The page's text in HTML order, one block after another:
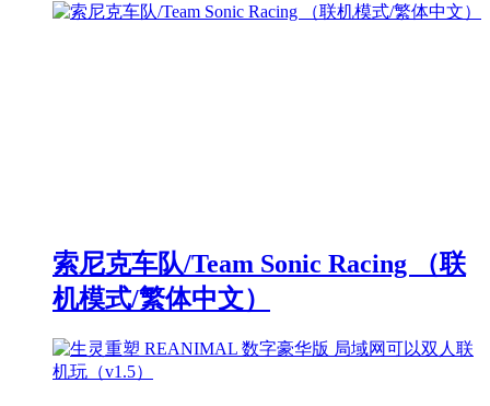
索尼克车队/Team Sonic Racing （联
机模式/繁体中文）